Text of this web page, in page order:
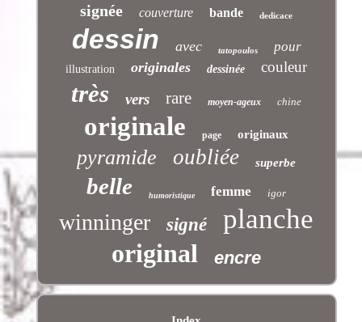
signée couverture bande dedicace
dessin avec tatopoulos pour
illustration originales dessinée couleur
très vers rare moyen-ageux chine
originale page originaux
pyramide oubliée superbe
belle humoristique femme igor
winninger signé planche
original encre